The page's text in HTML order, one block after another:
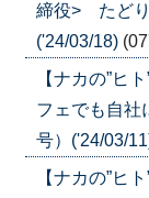
締役> たどり
('24/03/18)
【ナカの”
フェでも自社
号）('24/03/
【ナカの”